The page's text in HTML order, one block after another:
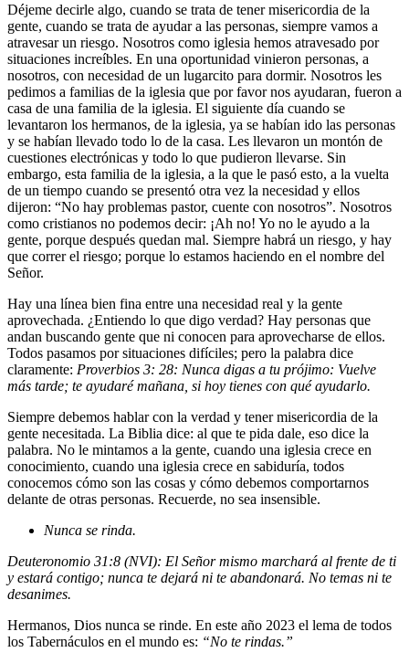
Déjeme decirle algo, cuando se trata de tener misericordia de la
gente, cuando se trata de ayudar a las personas, siempre vamos a
atravesar un riesgo. Nosotros como iglesia hemos atravesado por
situaciones increíbles. En una oportunidad vinieron personas, a
nosotros, con necesidad de un lugarcito para dormir. Nosotros les
pedimos a familias de la iglesia que por favor nos ayudaran, fueron a
casa de una familia de la iglesia. El siguiente día cuando se
levantaron los hermanos, de la iglesia, ya se habían ido las personas
y se habían llevado todo lo de la casa. Les llevaron un montón de
cuestiones electrónicas y todo lo que pudieron llevarse. Sin
embargo, esta familia de la iglesia, a la que le pasó esto, a la vuelta
de un tiempo cuando se presentó otra vez la necesidad y ellos
dijeron: “No hay problemas pastor, cuente con nosotros”. Nosotros
como cristianos no podemos decir: ¡Ah no! Yo no le ayudo a la
gente, porque después quedan mal. Siempre habrá un riesgo, y hay
que correr el riesgo; porque lo estamos haciendo en el nombre del
Señor.
Hay una línea bien fina entre una necesidad real y la gente
aprovechada. ¿Entiendo lo que digo verdad? Hay personas que
andan buscando gente que ni conocen para aprovecharse de ellos.
Todos pasamos por situaciones difíciles; pero la palabra dice
claramente: Proverbios 3: 28: Nunca digas a tu prójimo: Vuelve
más tarde; te ayudaré mañana, si hoy tienes con qué ayudarlo.
Siempre debemos hablar con la verdad y tener misericordia de la
gente necesitada. La Biblia dice: al que te pida dale, eso dice la
palabra. No le mintamos a la gente, cuando una iglesia crece en
conocimiento, cuando una iglesia crece en sabiduría, todos
conocemos cómo son las cosas y cómo debemos comportarnos
delante de otras personas. Recuerde, no sea insensible.
Nunca se rinda.
Deuteronomio 31:8 (NVI): El Señor mismo marchará al frente de ti
y estará contigo; nunca te dejará ni te abandonará. No temas ni te
desanimes.
Hermanos, Dios nunca se rinde. En este año 2023 el lema de todos
los Tabernáculos en el mundo es: “No te rindas.”